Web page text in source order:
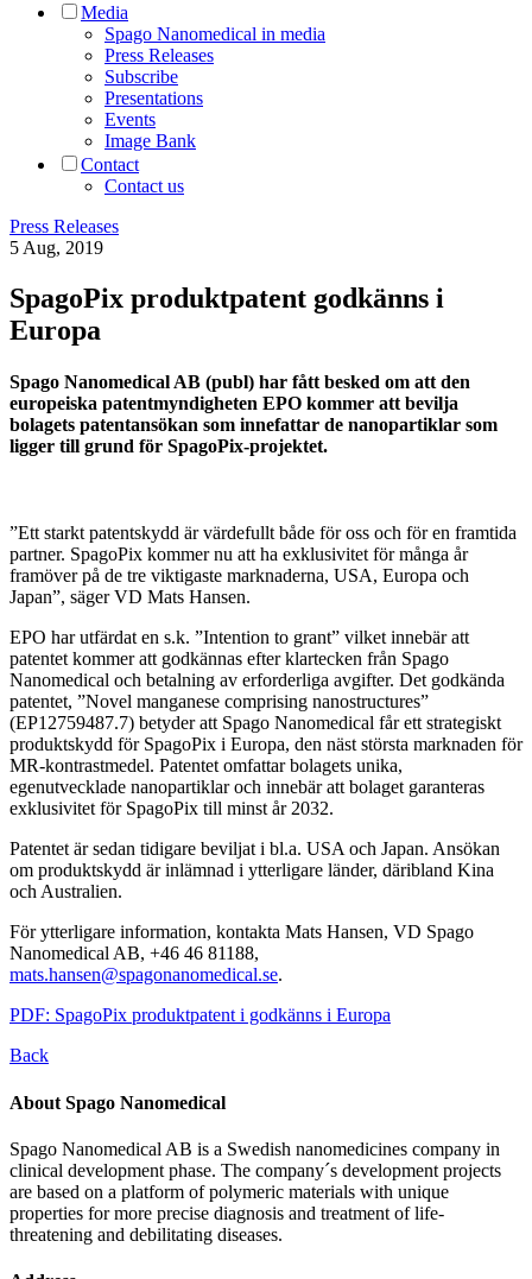
Media
Spago Nanomedical in media
Press Releases
Subscribe
Presentations
Events
Image Bank
Contact
Contact us
Press Releases
5 Aug, 2019
SpagoPix produktpatent godkänns i
Europa
Spago Nanomedical AB (publ) har fått besked om att den
europeiska patentmyndigheten EPO kommer att bevilja
bolagets patentansökan som innefattar de nanopartiklar som
ligger till grund för SpagoPix-projektet.
”Ett starkt patentskydd är värdefullt både för oss och för en framtida
partner. SpagoPix kommer nu att ha exklusivitet för många år
framöver på de tre viktigaste marknaderna, USA, Europa och
Japan”, säger VD Mats Hansen.
EPO har utfärdat en s.k. ”Intention to grant” vilket innebär att
patentet kommer att godkännas efter klartecken från Spago
Nanomedical och betalning av erforderliga avgifter. Det godkända
patentet, ”Novel manganese comprising nanostructures”
(EP12759487.7) betyder att Spago Nanomedical får ett strategiskt
produktskydd för SpagoPix i Europa, den näst största marknaden för
MR-kontrastmedel. Patentet omfattar bolagets unika,
egenutvecklade nanopartiklar och innebär att bolaget garanteras
exklusivitet för SpagoPix till minst år 2032.
Patentet är sedan tidigare beviljat i bl.a. USA och Japan. Ansökan
om produktskydd är inlämnad i ytterligare länder, däribland Kina
och Australien.
För ytterligare information, kontakta Mats Hansen, VD Spago
Nanomedical AB, +46 46 81188,
mats.hansen@spagonanomedical.se.
PDF: SpagoPix produktpatent i godkänns i Europa
Back
About Spago Nanomedical
Spago Nanomedical AB is a Swedish nanomedicines company in
clinical development phase. The company´s development projects
are based on a platform of polymeric materials with unique
properties for more precise diagnosis and treatment of life-
threatening and debilitating diseases.